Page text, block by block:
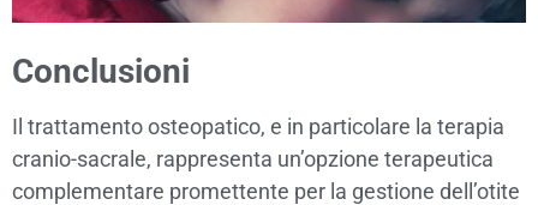
Conclusioni
Il trattamento osteopatico, e in particolare la terapia
cranio-sacrale, rappresenta un’opzione terapeutica
complementare promettente per la gestione dell’otite